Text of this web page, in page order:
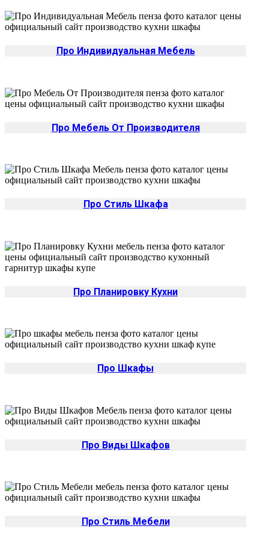
Про Индивидуальная Мебель
Про Мебель От Производителя
Про Стиль Шкафа
Про Планировку Кухни
Про Шкафы
Про Виды Шкафов
Про Стиль Мебели